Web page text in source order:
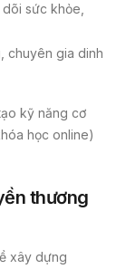
sức khỏe,
chuyên gia dinh
kỹ năng cơ
học online)
thương
xây dựng